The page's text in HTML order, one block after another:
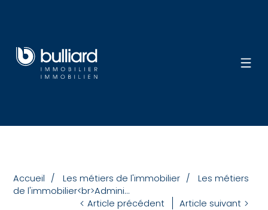
Accueil Les métiers de l'immobilier
Les métiers
de l'immobilier<br>Admini...
Article précédent
Article suivant